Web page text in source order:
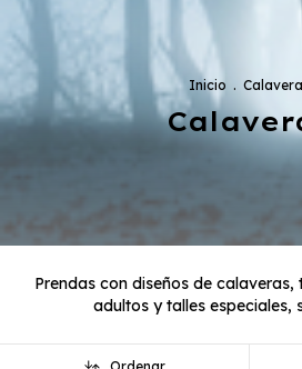
Inicio .
Prendas con diseños de calaveras,
adultos y talles especiales,